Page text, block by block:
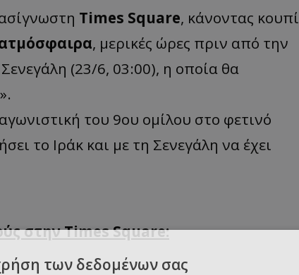
Times Square, κάνοντας κουπί
, μερικές ώρες πριν από την
(23/6, 03:00), η οποία θα
του 9ου ομίλου στο φετινό
το Ιράκ και με τη Σενεγάλη να έχει
στην Times Square:
των δεδομένων σας